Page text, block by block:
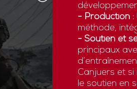
- Production :
méthode,
- Soutien et
principaux
Canjuers et si
le soutien en